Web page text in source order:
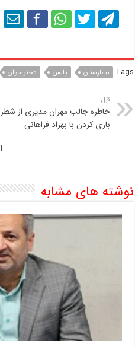
Tags بیمارستان پلیس دختر جوان
قبل
خاطره جالب مهران مدیری از
بازی کردن با بهزاد فراهانی
نوشته های مشابه